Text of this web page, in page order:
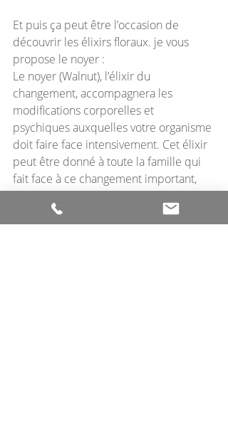
Et puis ça peut être l’occasion de
découvrir les élixirs floraux. je vous
propose le noyer :
Le noyer (Walnut), l’élixir du
changement, accompagnera les
modifications corporelles et
psychiques auxquelles votre organisme
doit faire face intensivement. Cet élixir
peut être donné à toute la famille qui
fait face à ce changement important,
de l’accueil de ce nouveau bébé.
Chacun devra retrouver sa place, cet